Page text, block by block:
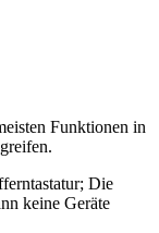
Funktionen in
Die
keine Geräte